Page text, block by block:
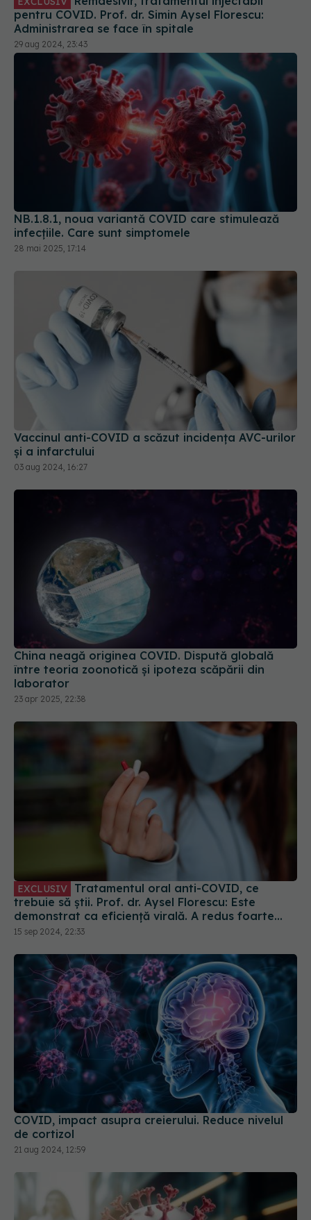
29 aug 2024, 23:43
NB.1.8.1, noua variantă COVID care stimulează
infecțiile. Care sunt simptomele
28 mai 2025, 17:14
Vaccinul anti-COVID a scăzut incidența AVC-urilor
03 aug 2024, 16:27
China neagă originea COVID. Dispută globală
între teoria zoonotică și ipoteza scăpării din
laborator
23 apr 2025, 22:38
trebuie să știi. Prof. dr. Aysel Florescu: Este
demonstrat ca eficiență virală. A redus foarte
mult riscul de spitalizare
15 sep 2024, 22:33
COVID, impact asupra creierului. Reduce nivelul
de cortizol
21 aug 2024, 12:59